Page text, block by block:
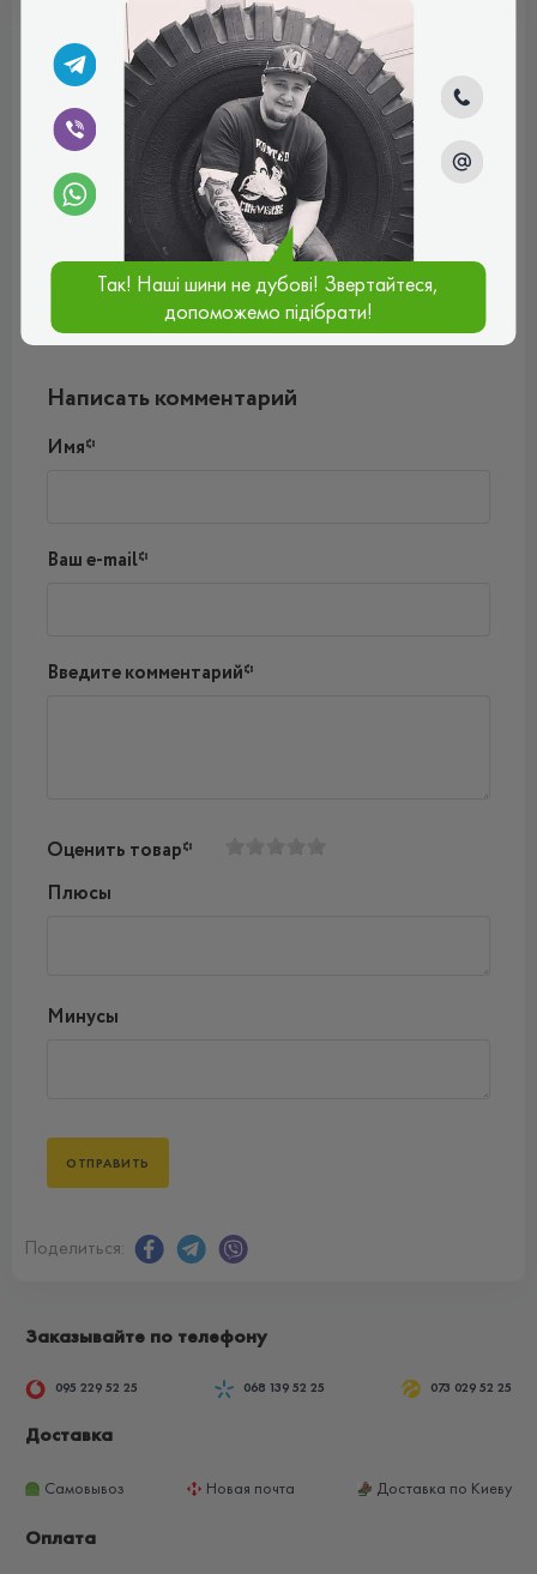
Отзывы (1)
Віктор
Високоякісна зимова шина, яка має відмінну тяга в
умовах засніженої дороги і надійне зчеплення на мокрій
і сльотавій поверхні. Також забезпечує комфортну їзду
навіть у сильні морози. Дуже задоволений що обрав
саме цю модель.
Рейтинг:
(5.0)
11.11.2024, 14:22
Написать комментарий
Имя*
Ваш e-mail*
Введите комментарий*
Оценить товар*
Плюсы
Минусы
Поделиться:
Заказывайте по телефону
095 229 52 25 068 139 52 25 073 029 52 25
Доставка
Самовывоз Новая почта Доставка по Киеву
Оплата
Так! Наші шини не дубові! Звертайтеся,
допоможемо підібрати!